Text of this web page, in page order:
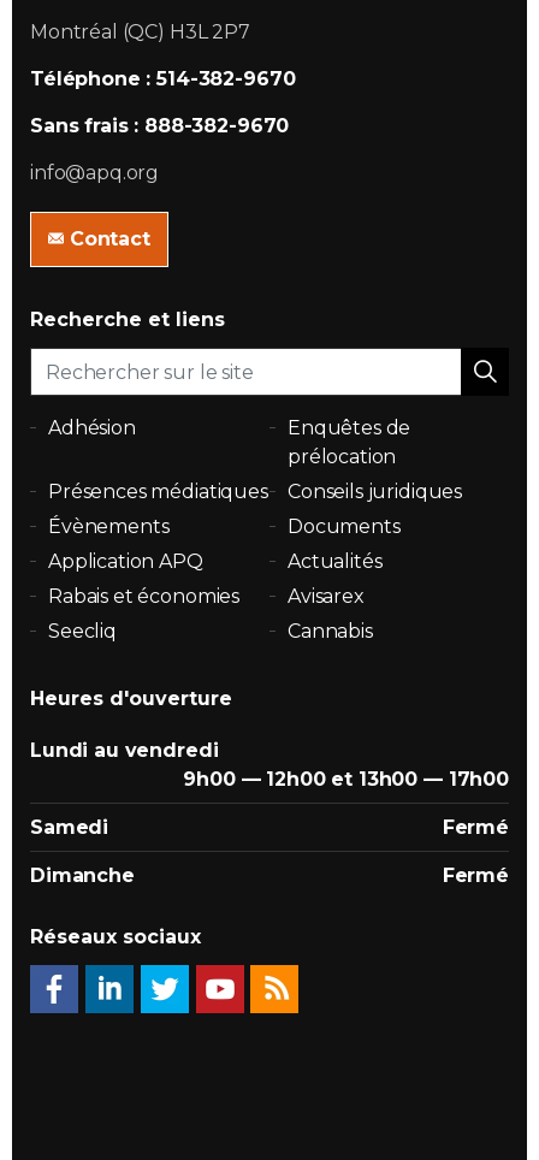
Montréal (QC) H3L 2P7
Téléphone : 514-382-9670
Sans frais : 888-382-9670
info@apq.org
Contact
Recherche et liens
Adhésion
Enquêtes de
prélocation
Présences médiatiques
Conseils juridiques
Évènements
Documents
Application APQ
Actualités
Rabais et économies
Avisarex
Seecliq
Cannabis
Heures d'ouverture
Lundi au vendredi
9h00 — 12h00 et 13h00 — 17h00
Samedi Fermé
Dimanche Fermé
Réseaux sociaux